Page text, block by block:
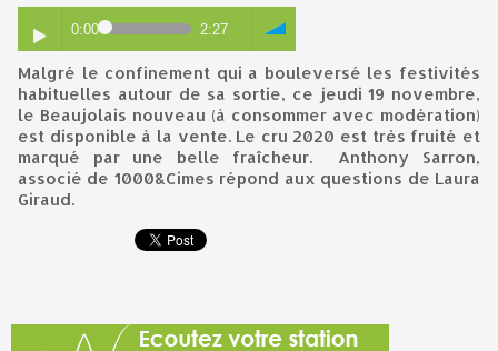
0:00 2:27
Malgré le confinement qui a bouleversé les festivités
habituelles autour de sa sortie, ce jeudi 19 novembre,
le Beaujolais nouveau (à consommer avec modération)
est disponible à la vente. Le cru 2020 est très fruité et
marqué par une belle fraîcheur. Anthony Sarron,
associé de 1000&Cimes répond aux questions de Laura
Giraud.